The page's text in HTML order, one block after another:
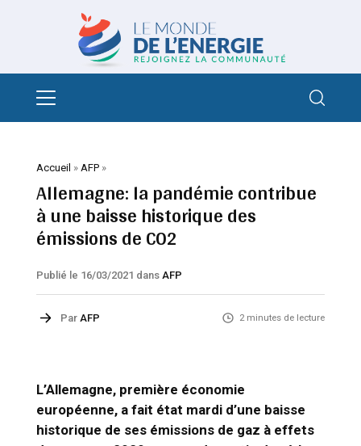
Accueil » AFP»
Allemagne: la pandémie contribue
à une baisse historique des
émissions de CO2
Publié le 16/03/2021 dans AFP
Par AFP 2 minutes de lecture
L’Allemagne, première économie
européenne, a fait état mardi d’une baisse
historique de ses émissions de gaz à effets